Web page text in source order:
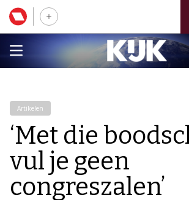
Artikelen
‘Met die
vul je geen
congreszalen’